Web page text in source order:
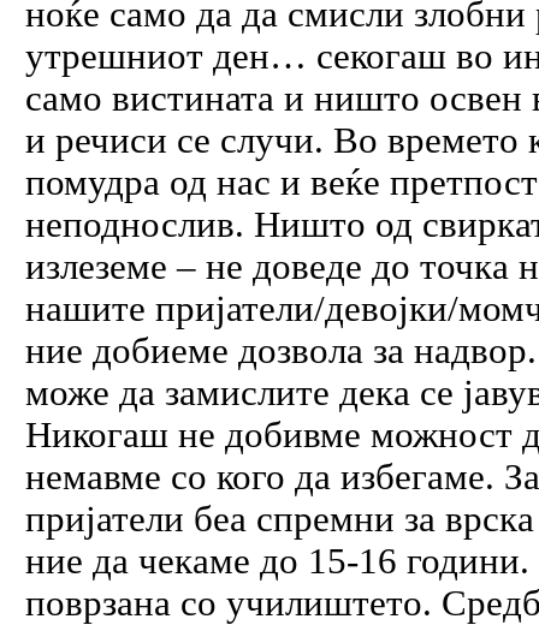
ноќе само да да смисли
утрешниот ден… секогаш во
само вистината и ништо освен
и речиси се случи. Во времето
помудра од нас и веќе
неподнослив. Ништо од
излеземе – не доведе до
нашите пријатели/девојки/
ние добиеме дозвола за
може да замислите дека се
Никогаш не добивме можност
немавме со кого да избегаме.
пријатели беа спремни за
ние да чекаме до 15-16 години.
поврзана со училиштето.